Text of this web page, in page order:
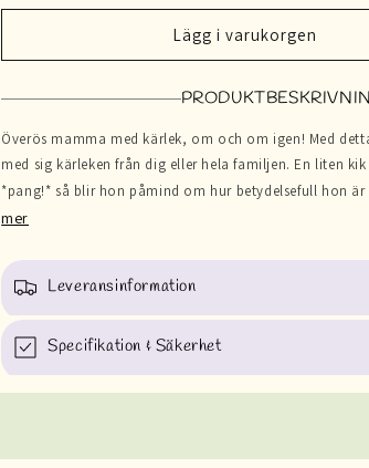
mammaLägg i varukorgen
Överös mamma med kärlek, om och om igen! Med
med sig kärleken från dig eller hela familjen. En liten
*pang!* så blir hon påmind om hur betydelsefull hon är
mer
Leveransinformation
Specifikation & Säkerhet